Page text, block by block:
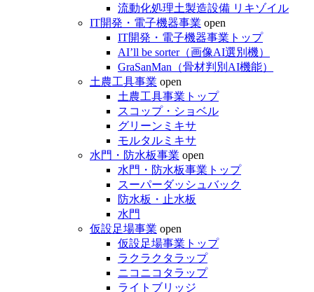
流動化処理土製造設備 リキゾイル
IT開発・電子機器事業 open
IT開発・電子機器事業トップ
AI’ll be sorter（画像AI選別機）
GraSanMan（骨材判別AI機能）
土農工具事業 open
土農工具事業トップ
スコップ・ショベル
グリーンミキサ
モルタルミキサ
水門・防水板事業 open
水門・防水板事業トップ
スーパーダッシュバック
防水板・止水板
水門
仮設足場事業 open
仮設足場事業トップ
ラクラクタラップ
ニコニコタラップ
ライトブリッジ